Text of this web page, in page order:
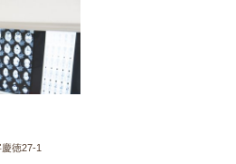
徳27-1